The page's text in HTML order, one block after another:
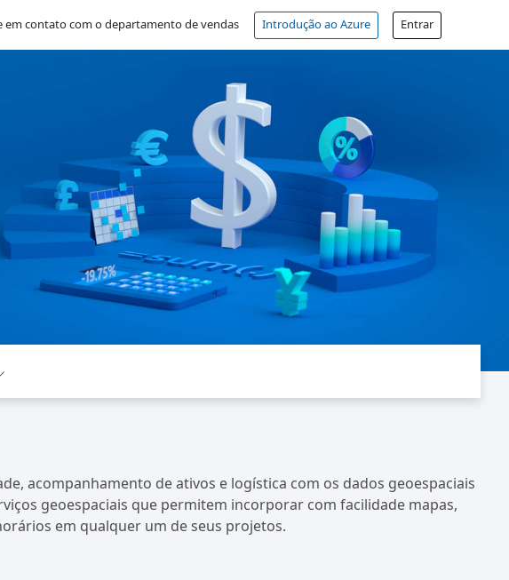
em contato com o departamento de vendas Introdução ao Azure Entrar
acompanhamento de ativos e logística com os dados geoespaciais
geoespaciais que permitem incorporar com facilidade mapas,
em qualquer um de seus projetos.